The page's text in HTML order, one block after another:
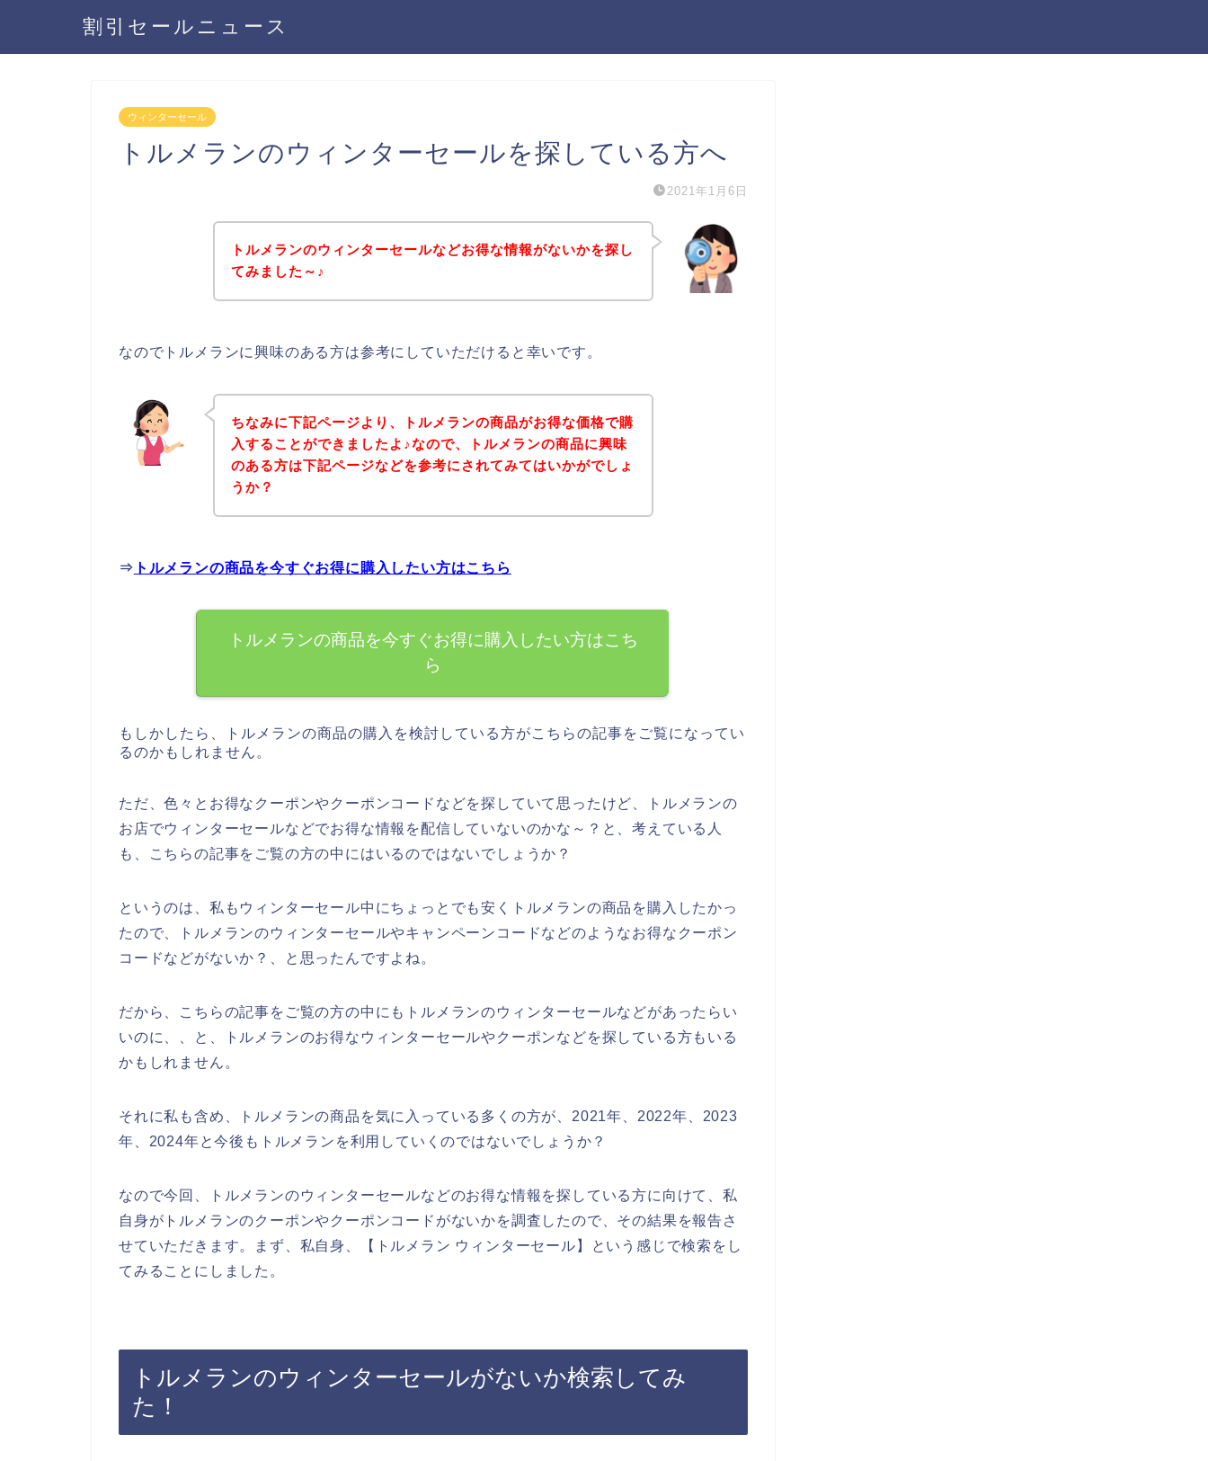
割引セールニュース
ウィンターセール
トルメランのウィンターセールを探している方へ
2021年1月6日
トルメランのウィンターセールなどお得な情報がないかを探し
てみました～♪
なのでトルメランに興味のある方は参考にしていただけると幸いです。
ちなみに下記ページより、トルメランの商品がお得な価格で購
入することができましたよ♪なので、トルメランの商品に興味
のある方は下記ページなどを参考にされてみてはいかがでしょ
うか？
⇒ トルメランの商品を今すぐお得に購入したい方はこちら
トルメランの商品を今すぐお得に購入したい方はこち
ら
もしかしたら、トルメランの商品の購入を検討している方がこちらの記事をご覧になってい
るのかもしれません。
ただ、色々とお得なクーポンやクーポンコードなどを探していて思ったけど、トルメランの
お店でウィンターセールなどでお得な情報を配信していないのかな～？と、考えている人
も、こちらの記事をご覧の方の中にはいるのではないでしょうか？
というのは、私もウィンターセール中にちょっとでも安くトルメランの商品を購入したかっ
たので、トルメランのウィンターセールやキャンペーンコードなどのようなお得なクーポン
コードなどがないか？、と思ったんですよね。
だから、こちらの記事をご覧の方の中にもトルメランのウィンターセールなどがあったらい
いのに、、と、トルメランのお得なウィンターセールやクーポンなどを探している方もいる
かもしれません。
それに私も含め、トルメランの商品を気に入っている多くの方が、2021年、2022年、2023
年、2024年と今後もトルメランを利用していくのではないでしょうか？
なので今回、トルメランのウィンターセールなどのお得な情報を探している方に向けて、私
自身がトルメランのクーポンやクーポンコードがないかを調査したので、その結果を報告さ
せていただきます。まず、私自身、【トルメラン ウィンターセール】という感じで検索をし
てみることにしました。
トルメランのウィンターセールがないか検索してみ
た！